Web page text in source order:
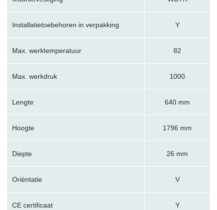
Installatietoebehoren in verpakking Y
Max. werktemperatuur 82
Max. werkdruk 1000
Lengte 640 mm
Hoogte 1796 mm
Diepte 26 mm
Oriëntatie V
CE certificaat Y